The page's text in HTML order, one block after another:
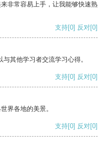
非常容易上手，让我能够快速熟
支持[0] 反对[0]
其他学习者交流学习心得。
支持[0] 反对[0]
界各地的美景。
支持[0] 反对[0]